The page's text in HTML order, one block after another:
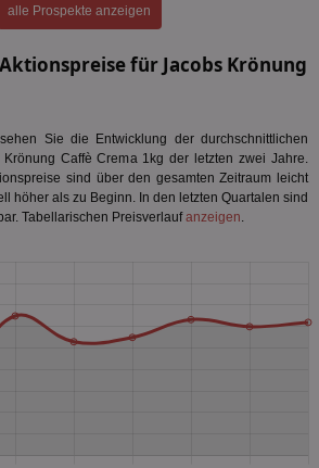
alle Prospekte anzeigen
für Jacobs Krönung
Sie die Entwicklung der durchschnittlichen
Caffè Crema 1kg der letzten zwei Jahre.
sind über den gesamten Zeitraum leicht
höher als zu Beginn. In den letzten Quartalen sind
Tabellarischen Preisverlaufanzeigen.